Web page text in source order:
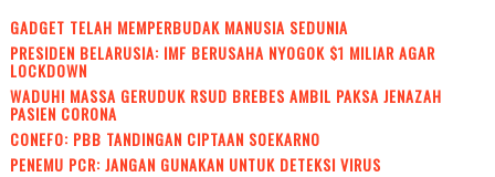
GADGET TELAH MEMPERBUDAK MANUSIA SEDUNIA
PRESIDEN BELARUSIA: IMF BERUSAHA NYOGOK $1 MILIAR AGAR
LOCKDOWN
WADUH! MASSA GERUDUK RSUD BREBES AMBIL PAKSA JENAZAH
PASIEN CORONA
CONEFO: PBB TANDINGAN CIPTAAN SOEKARNO
PENEMU PCR: JANGAN GUNAKAN UNTUK DETEKSI VIRUS